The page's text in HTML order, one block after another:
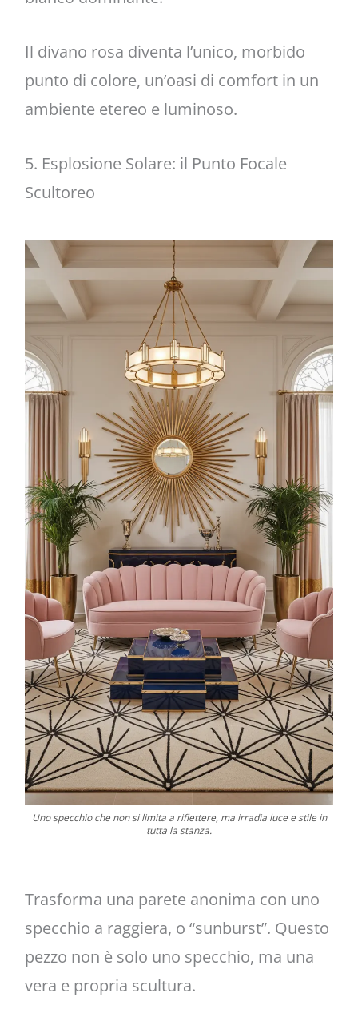
Il divano rosa diventa l’unico, morbido
punto di colore, un’oasi di comfort in un
ambiente etereo e luminoso.
5. Esplosione Solare: il Punto Focale
Scultoreo
Uno specchio che non si limita a riflettere, ma irradia luce e stile in
tutta la stanza.
Trasforma una parete anonima con uno
specchio a raggiera, o “sunburst”. Questo
pezzo non è solo uno specchio, ma una
vera e propria scultura.